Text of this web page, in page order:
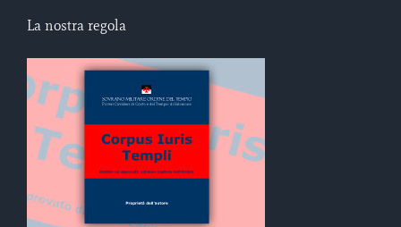
La nostra regola